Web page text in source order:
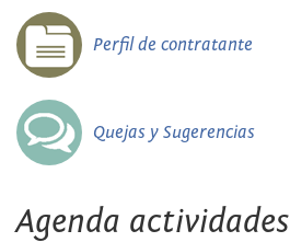
Perfil de contratante
Quejas y Sugerencias
Agenda actividades